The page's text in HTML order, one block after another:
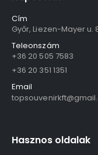
Cím
Győr, Liezen-Mayer u.
Teleonszám
+36 20 505 7583
+36 20 351 1351
Email
Hasznos oldalak